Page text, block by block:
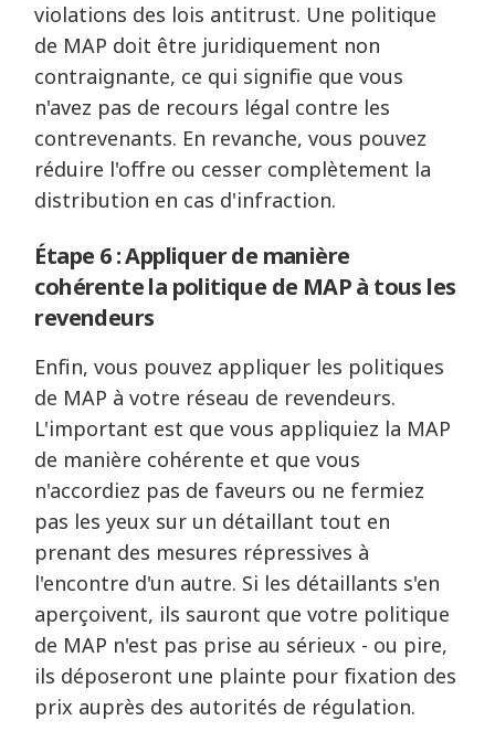
violations des lois antitrust. Une politique
de MAP doit être juridiquement non
contraignante, ce qui signifie que vous
n'avez pas de recours légal contre les
contrevenants. En revanche, vous pouvez
réduire l'offre ou cesser complètement la
distribution en cas d'infraction.
Étape 6 : Appliquer de manière
cohérente la politique de MAP à tous les
revendeurs
Enfin, vous pouvez appliquer les politiques
de MAP à votre réseau de revendeurs.
L'important est que vous appliquiez la MAP
de manière cohérente et que vous
n'accordiez pas de faveurs ou ne fermiez
pas les yeux sur un détaillant tout en
prenant des mesures répressives à
l'encontre d'un autre. Si les détaillants s'en
aperçoivent, ils sauront que votre politique
de MAP n'est pas prise au sérieux - ou pire,
ils déposeront une plainte pour fixation des
prix auprès des autorités de régulation.